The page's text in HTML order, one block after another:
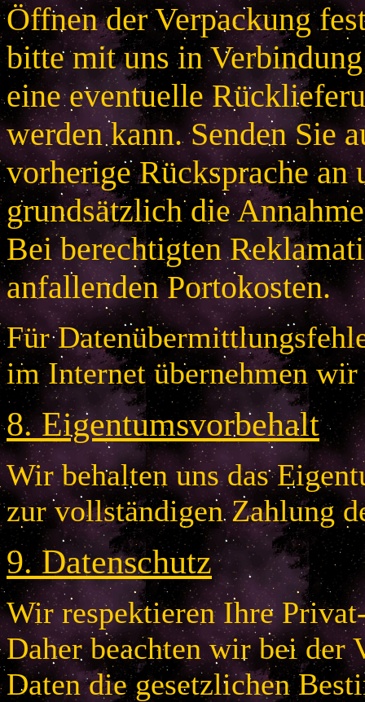
Öffnen der Verpackung
bitte mit uns in
eine eventuelle
werden kann. Senden Sie
vorherige Rücksprache
grundsätzlich die
Bei berechtigten
anfallenden Portokosten.
Für
im Internet übernehmen
8.Eigentumsvorbehalt
Wir behalten uns das
zur vollständigen Zahlung
9.Datenschutz
Wir respektieren Ihre
Daher beachten wir bei der
Daten die gesetzlichen